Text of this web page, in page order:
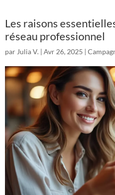
Les raisons
réseau professionnel
par Julia V. | Avr 26, 2025 |